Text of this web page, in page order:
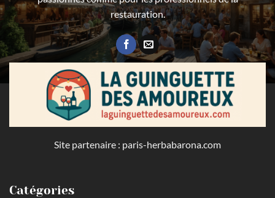
restauration.
Site partenaire : paris-herbabarona.com
Catégories